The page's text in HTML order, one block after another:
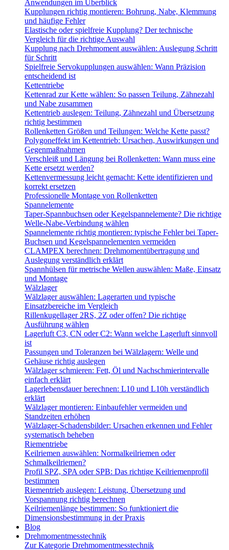
Anwendungen im Überblick
Kupplungen richtig montieren: Bohrung, Nabe, Klemmung
und häufige Fehler
Elastische oder spielfreie Kupplung? Der technische
Vergleich für die richtige Auswahl
Kupplung nach Drehmoment auswählen: Auslegung Schritt
für Schritt
Spielfreie Servokupplungen auswählen: Wann Präzision
entscheidend ist
Kettentriebe
Kettenrad zur Kette wählen: So passen Teilung, Zähnezahl
und Nabe zusammen
Kettentrieb auslegen: Teilung, Zähnezahl und Übersetzung
richtig bestimmen
Rollenketten Größen und Teilungen: Welche Kette passt?
Polygoneffekt im Kettentrieb: Ursachen, Auswirkungen und
Gegenmaßnahmen
Verschleiß und Längung bei Rollenketten: Wann muss eine
Kette ersetzt werden?
Kettenvermessung leicht gemacht: Kette identifizieren und
korrekt ersetzen
Professionelle Montage von Rollenketten
Spannelemente
Taper-Spannbuchsen oder Kegelspannelemente? Die richtige
Welle-Nabe-Verbindung wählen
Spannelemente richtig montieren: typische Fehler bei Taper-
Buchsen und Kegelspannelementen vermeiden
CLAMPEX berechnen: Drehmomentübertragung und
Auslegung verständlich erklärt
Spannhülsen für metrische Wellen auswählen: Maße, Einsatz
und Montage
Wälzlager
Wälzlager auswählen: Lagerarten und typische
Einsatzbereiche im Vergleich
Rillenkugellager 2RS, 2Z oder offen? Die richtige
Ausführung wählen
Lagerluft C3, CN oder C2: Wann welche Lagerluft sinnvoll
ist
Passungen und Toleranzen bei Wälzlagern: Welle und
Gehäuse richtig auslegen
Wälzlager schmieren: Fett, Öl und Nachschmierintervalle
einfach erklärt
Lagerlebensdauer berechnen: L10 und L10h verständlich
erklärt
Wälzlager montieren: Einbaufehler vermeiden und
Standzeiten erhöhen
Wälzlager-Schadensbilder: Ursachen erkennen und Fehler
systematisch beheben
Riementriebe
Keilriemen auswählen: Normalkeilriemen oder
Schmalkeilriemen?
Profil SPZ, SPA oder SPB: Das richtige Keilriemenprofil
bestimmen
Riementrieb auslegen: Leistung, Übersetzung und
Vorspannung richtig berechnen
Keilriemenlänge bestimmen: So funktioniert die
Dimensionsbestimmung in der Praxis
Blog
Drehmomentmesstechnik
Zur Kategorie Drehmomentmesstechnik